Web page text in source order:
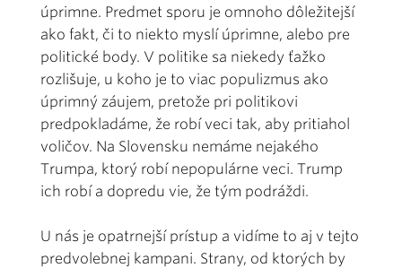
úprimne. Predmet sporu je omnoho dôležitejší
ako fakt, či to niekto myslí úprimne, alebo pre
politické body. V politike sa niekedy ťažko
rozlišuje, u koho je to viac populizmus ako
úprimný záujem, pretože pri politikovi
predpokladáme, že robí veci tak, aby pritiahol
voličov. Na Slovensku nemáme nejakého
Trumpa, ktorý robí nepopulárne veci. Trump
ich robí a dopredu vie, že tým podráždi.
U nás je opatrnejší prístup a vidíme to aj v tejto
predvolebnej kampani. Strany, od ktorých by